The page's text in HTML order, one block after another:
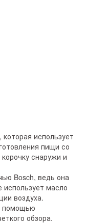
использует
пищи со
снаружи и
Bosch, ведь она
масло
воздуха.
помощью
обзора.